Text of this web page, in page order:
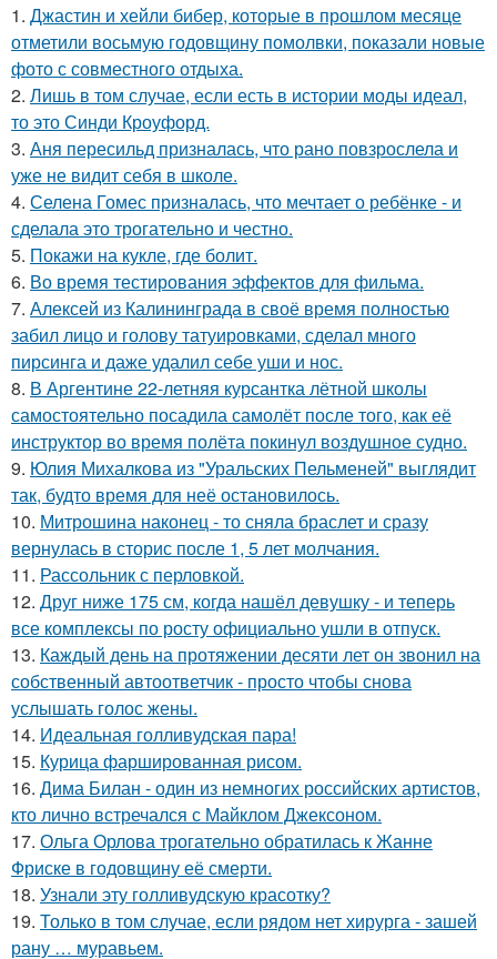
1. Джастин и хейли бибер, которые в прошлом месяце
отметили восьмую годовщину помолвки, показали новые
фото с совместного отдыха.
2. Лишь в том случае, если есть в истории моды идеал,
то это Синди Кроуфорд.
3. Аня пересильд призналась, что рано повзрослела и
уже не видит себя в школе.
4. Селена Гомес призналась, что мечтает о ребёнке - и
сделала это трогательно и честно.
5. Покажи на кукле, где болит.
6. Во время тестирования эффектов для фильма.
7. Алексей из Калининграда в своё время полностью
забил лицо и голову татуировками, сделал много
пирсинга и даже удалил себе уши и нос.
8. В Аргентине 22-летняя курсантка лётной школы
самостоятельно посадила самолёт после того, как её
инструктор во время полёта покинул воздушное судно.
9. Юлия Михалкова из "Уральских Пельменей" выглядит
так, будто время для неё остановилось.
10. Митрошина наконец - то сняла браслет и сразу
вернулась в сторис после 1, 5 лет молчания.
11. Рассольник с перловкой.
12. Друг ниже 175 см, когда нашёл девушку - и теперь
все комплексы по росту официально ушли в отпуск.
13. Каждый день на протяжении десяти лет он звонил на
собственный автоответчик - просто чтобы снова
услышать голос жены.
14. Идеальная голливудская пара!
15. Курица фаршированная рисом.
16. Дима Билан - один из немногих российских артистов,
кто лично встречался с Майклом Джексоном.
17. Ольга Орлова трогательно обратилась к Жанне
Фриске в годовщину её смерти.
18. Узнали эту голливудскую красотку?
19. Только в том случае, если рядом нет хирурга - зашей
рану … муравьем.